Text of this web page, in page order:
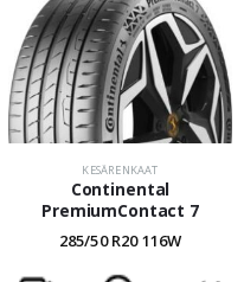
KESÄRENKAAT
Continental
PremiumContact 7
285/50 R20 116W